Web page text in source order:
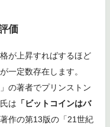
価
が上昇すればするほど
一定数存在します。
の著者でプリンストン
は 「ビットコインはバ
作の第13版の「21世紀